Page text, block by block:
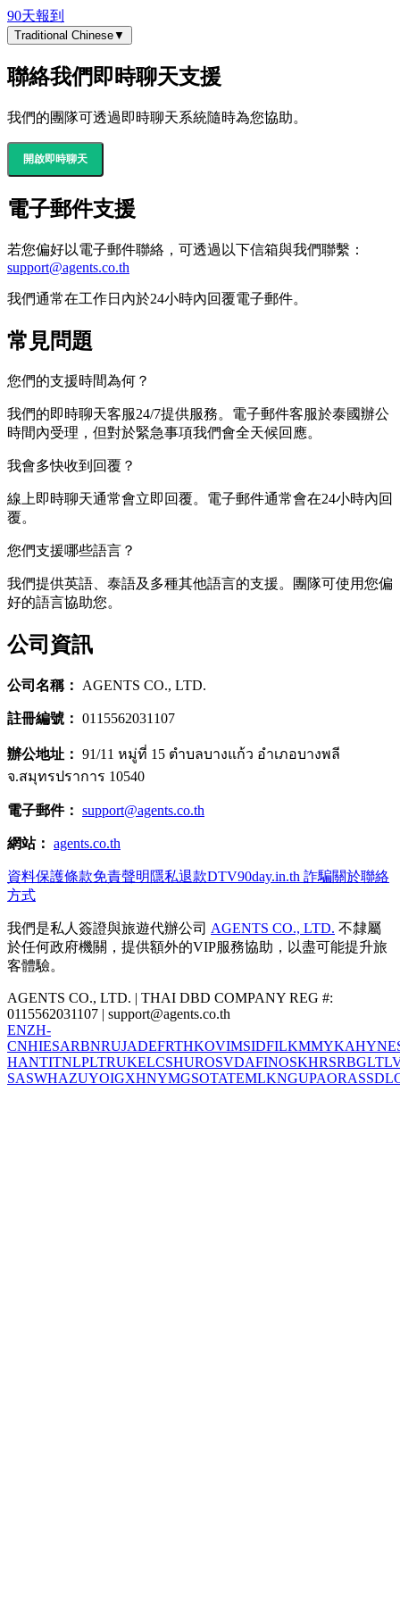
90天報到
Traditional Chinese▼
聯絡我們即時聊天支援
我們的團隊可透過即時聊天系統隨時為您協助。
開啟即時聊天
電子郵件支援
若您偏好以電子郵件聯絡，可透過以下信箱與我們聯繫：
support@agents.co.th
我們通常在工作日內於24小時內回覆電子郵件。
常見問題
您們的支援時間為何？
我們的即時聊天客服24/7提供服務。電子郵件客服於泰國辦公
時間內受理，但對於緊急事項我們會全天候回應。
我會多快收到回覆？
線上即時聊天通常會立即回覆。電子郵件通常會在24小時內回
覆。
您們支援哪些語言？
我們提供英語、泰語及多種其他語言的支援。團隊可使用您偏
好的語言協助您。
公司資訊
公司名稱： AGENTS CO., LTD.
註冊編號： 0115562031107
辦公地址： 91/11 หมู่ที่ 15 ตำบลบางแก้ว อำเภอบางพลี
จ.สมุทรปราการ 10540
電子郵件： support@agents.co.th
網站： agents.co.th
資料保護條款免責聲明 隱私退款DTV90day.in.th 詐騙關於聯絡
方式
我們是私人簽證與旅遊代辦公司 AGENTS CO., LTD. 不隸屬
於任何政府機關，提供額外的VIP服務協助，以盡可能提升旅
客體驗。
AGENTS CO., LTD. | THAI DBD COMPANY REG #:
0115562031107 | support@agents.co.th
ENZH-
CNHIESARBNRUJADEFRTHKOVIMSIDFILKMMYKAHYNE
HANTITNLPLTRUKELCSHUROSVDAFINOSKHRSRBGLT
SASWHAZUYOIGXHNYMGSOTATEMLKNGUPAORASSD